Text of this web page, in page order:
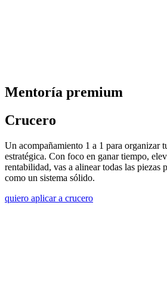
Mentoría premium
Crucero
Un acompañamiento 1 a 1 para organizar
estratégica. Con foco en ganar tiempo,
rentabilidad, vas a alinear todas las piezas
como un sistema sólido.
quiero aplicar a crucero